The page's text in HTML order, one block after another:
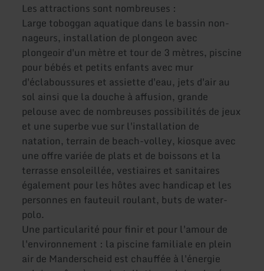
Les attractions sont nombreuses :
Large toboggan aquatique dans le bassin non-
nageurs, installation de plongeon avec
plongeoir d'un mètre et tour de 3 mètres, piscine
pour bébés et petits enfants avec mur
d'éclaboussures et assiette d'eau, jets d'air au
sol ainsi que la douche à affusion, grande
pelouse avec de nombreuses possibilités de jeux
et une superbe vue sur l'installation de
natation, terrain de beach-volley, kiosque avec
une offre variée de plats et de boissons et la
terrasse ensoleillée, vestiaires et sanitaires
également pour les hôtes avec handicap et les
personnes en fauteuil roulant, buts de water-
polo.
Une particularité pour finir et pour l'amour de
l'environnement : la piscine familiale en plein
air de Manderscheid est chauffée à l'énergie